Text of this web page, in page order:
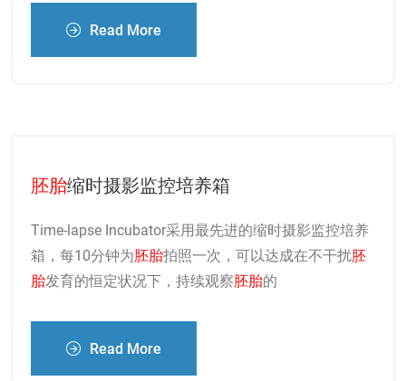
Read More
胚胎缩时摄影监控培养箱
Time-lapse Incubator采用最先进的缩时摄影监控培养
箱，每10分钟为胚胎拍照一次，可以达成在不干扰胚
胎发育的恒定状况下，持续观察胚胎的
Read More